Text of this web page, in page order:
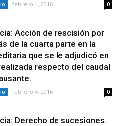
febrero 4, 2016 0
Acción de rescisión por
de la cuarta parte en la
que se le adjudicó en
respecto del caudal
febrero 4, 2016 0
Derecho de sucesiones.